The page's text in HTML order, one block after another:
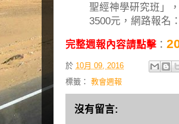
聖經神學研究班」
3500元，網路報名
完整週報內容請點擊 ：
於 10月 09, 2016
標籤： 教會週報
沒有留言: